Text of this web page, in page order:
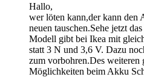
Hallo,
wer löten kann,der kann den
neuen tauschen.Sehe jetzt
Modell gibt bei Ikea mit
statt 3 N und 3,6 V. Dazu
zum vorbohren.Des weiteren
Möglichkeiten beim Akku